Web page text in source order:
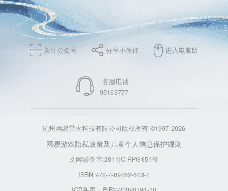
关注公众号 分享小伙伴 进入电脑版
客服电话
95163777
杭州网易雷火科技有限公司版权所有 ©1997-2026
网易游戏隐私政策及儿童个人信息保护规则
文网游备字[2011]C-RPG151号
ISBN 978-7-89462-643-1